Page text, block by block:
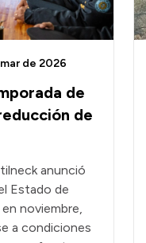
de
de
de 2026
anunció
Estado de
noviembre,
a condiciones